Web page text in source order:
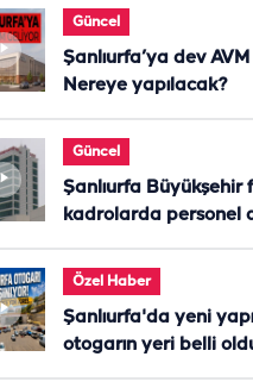
Güncel
Şanlıurfa’ya dev
Nereye yapılacak?
Güncel
Şanlıurfa Büyükşehir
kadrolarda personel
Özel Haber
Şanlıurfa'da yeni
otogarın yeri belli